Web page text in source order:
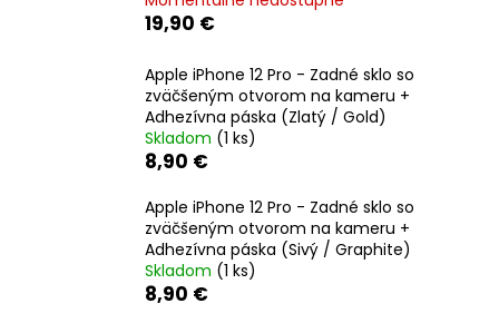
19,90 €
Apple iPhone 12 Pro - Zadné sklo so
zväčšeným otvorom na kameru +
Adhezívna páska (Zlatý / Gold)
Skladom (1 ks)
8,90 €
Apple iPhone 12 Pro - Zadné sklo so
zväčšeným otvorom na kameru +
Adhezívna páska (Sivý / Graphite)
Skladom (1 ks)
8,90 €
HĽADAŤ